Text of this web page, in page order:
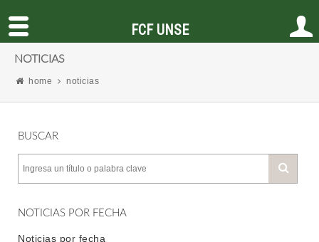
NOTICIAS
home noticias
BUSCAR
NOTICIAS POR FECHA
Noticias por fecha
FCF UNSE